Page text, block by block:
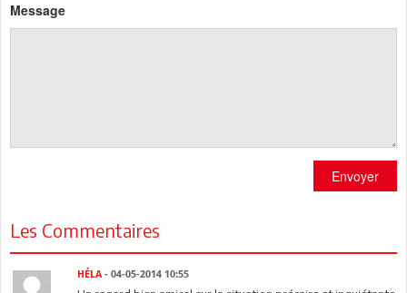
Message
Envoyer
Les Commentaires
HÉLA - 04-05-2014 10:55